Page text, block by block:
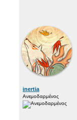
inertia
Ανεμοδαρμένος